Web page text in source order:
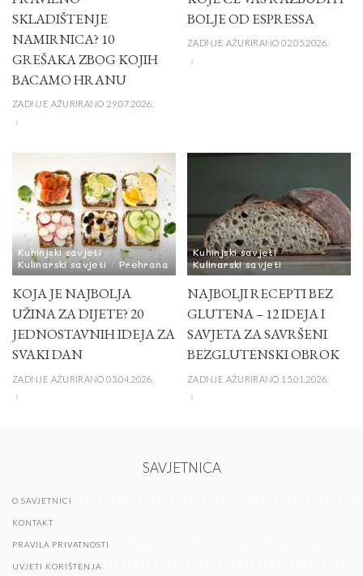
SKLADIŠTENJE
NAMIRNICA? 10
GREŠAKA ZBOG KOJIH
BACAMO HRANU
ZADNJE AŽURIRANO 29.07.2026.
BOLJE OD ESPRESSA
ZADNJE AŽURIRANO 02.05.2026.
Kuhinjski savjeti
Kulinarski savjeti
Prehrana
KOJA JE NAJBOLJA
UŽINA ZA DIJETE? 20
JEDNOSTAVNIH IDEJA ZA
SVAKI DAN
ZADNJE AŽURIRANO 03.04.2026.
Kuhinjski savjeti
Kulinarski savjeti
NAJBOLJI RECEPTI BEZ
GLUTENA – 12 IDEJA I
SAVJETA ZA SAVRŠENI
BEZGLUTENSKI OBROK
ZADNJE AŽURIRANO 15.01.2026.
SAVJETNICA
O SAVJETNICI
KONTAKT
PRAVILA PRIVATNOSTI
UVJETI KORIŠTENJA